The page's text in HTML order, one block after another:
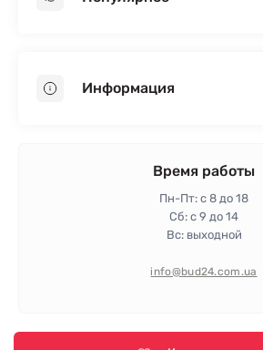
Пенопласт
Информация
Политика конфиденциальности
Время работы
Пн-Пт: с 8 до 18
Сб: с 9 до 14
Вс: выходной
info@bud24.com.ua